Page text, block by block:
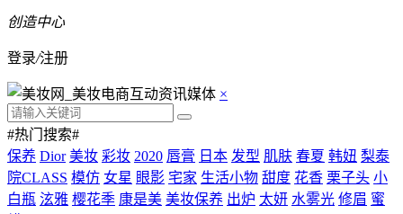
创造中心
登录/注册
×
#热门搜索#
保养 Dior 美妆 彩妆 2020 唇膏 日本 发型 肌肤 春夏 韩妞 梨泰
院CLASS 模仿 女星 眼影 宅家 生活小物 甜度 花香 栗子头 小
白瓶 泫雅 樱花季 康是美 美妆保养 出炉 太妍 水雾光 修眉 蜜